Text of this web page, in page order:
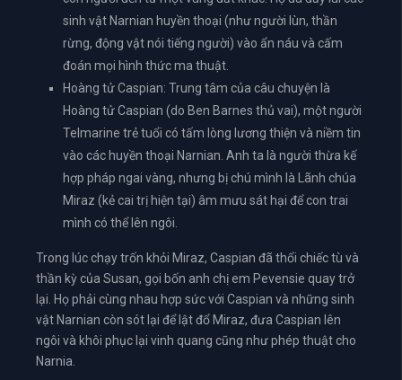
sinh vật Narnian huyền thoại (như người lùn, thần
rừng, động vật nói tiếng người) vào ẩn náu và cấm
đoán mọi hình thức ma thuật.
Hoàng tử Caspian: Trung tâm của câu chuyện là
Hoàng tử Caspian (do Ben Barnes thủ vai), một người
Telmarine trẻ tuổi có tấm lòng lương thiện và niềm tin
vào các huyền thoại Narnian. Anh ta là người thừa kế
hợp pháp ngai vàng, nhưng bị chú mình là Lãnh chúa
Miraz (kẻ cai trị hiện tại) âm mưu sát hại để con trai
mình có thể lên ngôi.
Trong lúc chạy trốn khỏi Miraz, Caspian đã thổi chiếc tù và
thần kỳ của Susan, gọi bốn anh chị em Pevensie quay trở
lại. Họ phải cùng nhau hợp sức với Caspian và những sinh
vật Narnian còn sót lại để lật đổ Miraz, đưa Caspian lên
ngôi và khôi phục lại vinh quang cũng như phép thuật cho
Narnia.